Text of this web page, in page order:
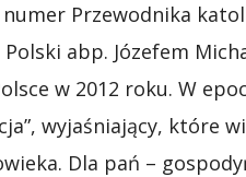
numer Przewodnika
abp. Józefem
w 2012 roku. W
wyjaśniający, które
Dla pań –